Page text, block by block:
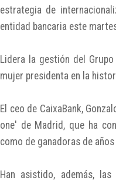
estrategia de
entidad bancaria este
Lidera la gestión del
mujer presidenta en la
El ceo de CaixaBank,
one' de Madrid, que ha
como de ganadoras de
Han asistido, además,